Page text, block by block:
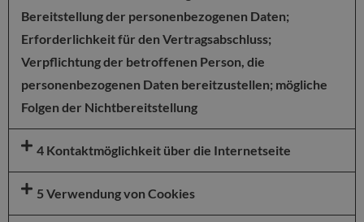
Bereitstellung der personenbezogenen Daten;
Erforderlichkeit für den Vertragsabschluss;
Verpflichtung der betroffenen Person, die
personenbezogenen Daten bereitzustellen; mögliche
Folgen der Nichtbereitstellung
4 Kontaktmöglichkeit über die Internetseite
5 Verwendung von Cookies